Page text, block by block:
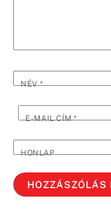
NÉV*
E-MAIL CÍM*
HONLAP